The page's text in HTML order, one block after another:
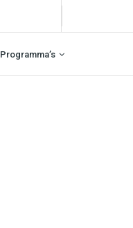
Programma’s